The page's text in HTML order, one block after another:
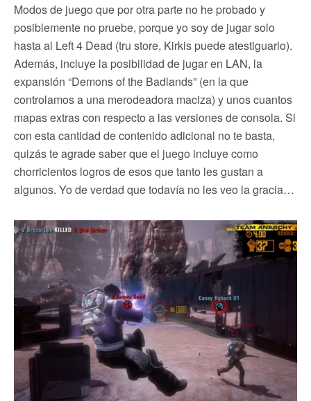
Modos de juego que por otra parte no he probado y
posiblemente no pruebe, porque yo soy de jugar solo
hasta al Left 4 Dead (tru store, Kirkis puede atestiguarlo).
Además, incluye la posibilidad de jugar en LAN, la
expansión “Demons of the Badlands” (en la que
controlamos a una merodeadora maciza) y unos cuantos
mapas extras con respecto a las versiones de consola. Si
con esta cantidad de contenido adicional no te basta,
quizás te agrade saber que el juego incluye como
chorricientos logros de esos que tanto les gustan a
algunos. Yo de verdad que todavía no les veo la gracia…